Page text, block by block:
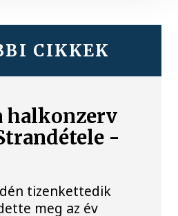
CIKKEK
halkonzerv
-
tizenkettedik
meg az év